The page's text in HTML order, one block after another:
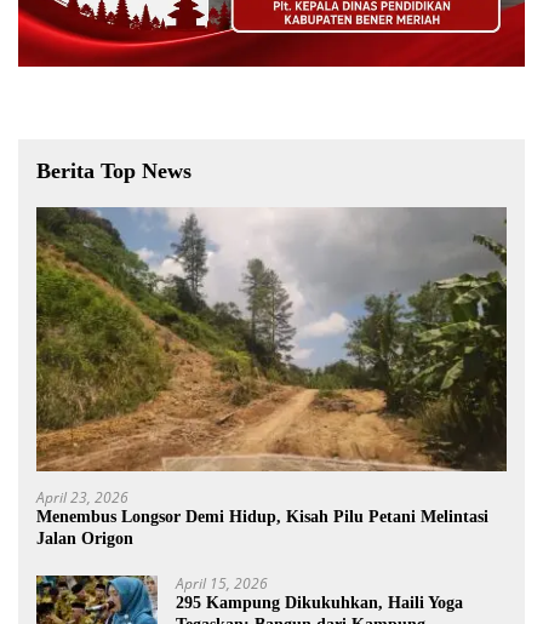
Berita Top News
April 23, 2026
Menembus Longsor Demi Hidup, Kisah Pilu Petani Melintasi
Jalan Origon
April 15, 2026
295 Kampung Dikukuhkan, Haili Yoga